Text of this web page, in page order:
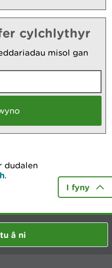
cylchlythyr
misol gan
dudalen
.
I fyny
â ni